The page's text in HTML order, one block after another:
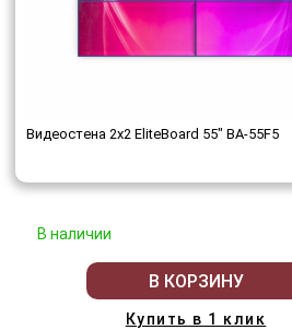
Видеостена 2x2 EliteBoard 55" BA-55F5
В наличии
В КОРЗИНУ
Купить в 1 клик